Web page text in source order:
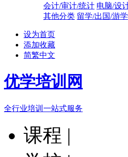
会计/审计/统计 电脑/设
其他分类 留学/出国/游学
设为首页
添加收藏
简繁中文
优学培训网
全行业培训一站式服务
课程 |